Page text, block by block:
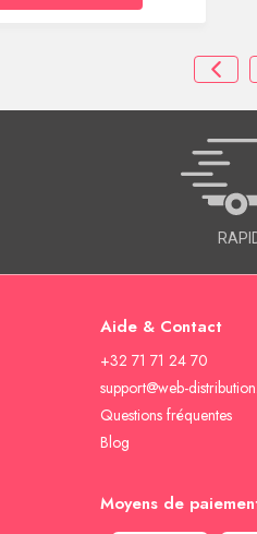
Aide & Contact
+32 71 71 24 70
support@web-
Questions fréquentes
Blog
Moyens de